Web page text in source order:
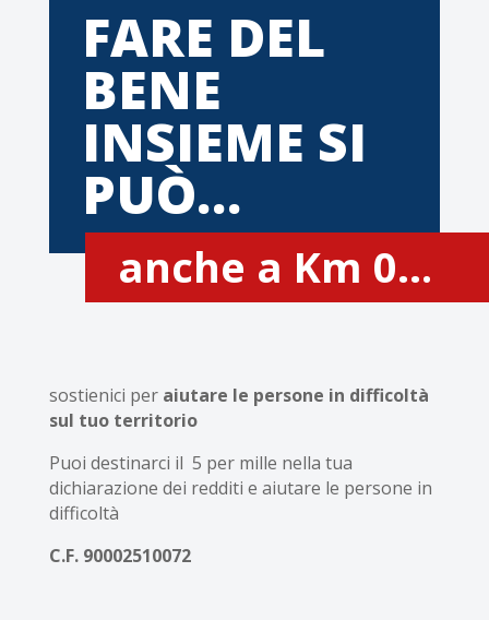
FARE DEL
BENE
INSIEME SI
PUÒ…
anche a Km 0…
sostienici per aiutare le persone in difficoltà
sul tuo territorio
Puoi destinarci il 5 per mille nella tua
dichiarazione dei redditi e aiutare le persone in
difficoltà
C.F. 90002510072